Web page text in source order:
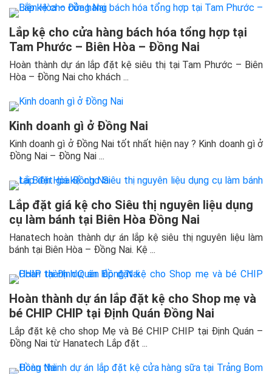
Lắp kệ cho cửa hàng bách hóa tổng hợp tại
Tam Phước – Biên Hòa – Đồng Nai
Hoàn thành dự án lắp đặt kệ siêu thị tại Tam Phước – Biên
Hòa – Đồng Nai cho khách ...
Kinh doanh gì ở Đồng Nai
Kinh doanh gì ở Đồng Nai tốt nhất hiện nay ? Kinh doanh gì ở
Đồng Nai – Đồng Nai ...
Lắp đặt giá kệ cho Siêu thị nguyên liệu dụng
cụ làm bánh tại Biên Hòa Đồng Nai
Hanatech hoàn thành dự án lắp kệ siêu thị nguyên liệu làm
bánh tại Biên Hòa – Đồng Nai. Kệ ...
Hoàn thành dự án lắp đặt kệ cho Shop mẹ và
bé CHIP CHIP tại Định Quán Đồng Nai
Lắp đặt kệ cho shop Mẹ và Bé CHIP CHIP tại Định Quán –
Đồng Nai từ Hanatech Lắp đặt ...